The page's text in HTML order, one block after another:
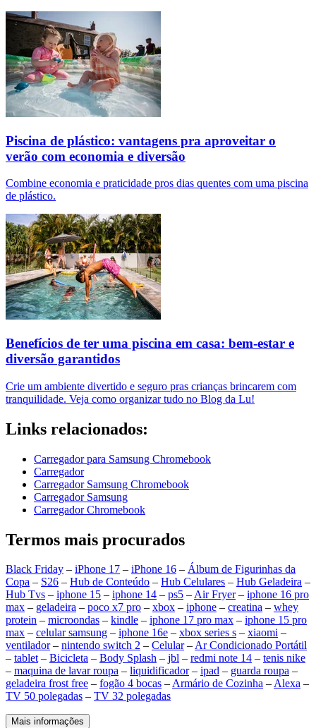
Piscina de plástico: vantagens pra aproveitar o
verão com economia e diversão
Combine economia e praticidade pros dias quentes com uma piscina
de plástico.
Benefícios de ter uma piscina em casa: bem-estar e
diversão garantidos
Crie um ambiente divertido e seguro pras crianças brincarem com
tranquilidade. Veja como organizar tudo no Blog da Lu!
Links relacionados:
Carregador para Samsung Chromebook
Carregador
Carregador Samsung Chromebook
Carregador Samsung
Carregador Chromebook
Termos mais procurados
Black Friday – iPhone 17 – iPhone 16 – Álbum de Figurinhas da
Copa – S26 – Hub de Conteúdo – Hub Celulares – Hub Geladeira –
Hub Tvs – iphone 15 – iphone 14 – ps5 –Air Fryer– iphone 16 pro
max – geladeira – poco x7 pro – xbox – iphone – creatina – whey
protein – microondas – kindle – iphone 17 pro max – iphone 15 pro
max – celular samsung – iphone 16e – xbox series s – xiaomi –
ventilador– nintendo switch 2 – Celular–Ar Condicionado Portátil
– tablet– Bicicleta – Body Splash – jbl – redmi note 14 – tenis nike
– maquina de lavar roupa – liquidificador– ipad – guarda roupa –
geladeira frost free – fogão 4 bocas –Armário de Cozinha –Alexa –
TV 50 polegadas – TV 32 polegadas
Mais informações